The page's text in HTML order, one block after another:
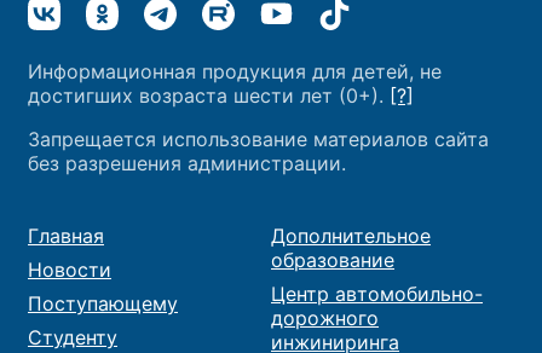
Информационная продукция для детей, не
достигших возраста шести лет (0+). [?]
Запрещается использование материалов сайта
без разрешения администрации.
Главная
Новости
Поступающему
Студенту
Дополнительное
образование
Центр автомобильно-
дорожного
инжиниринга